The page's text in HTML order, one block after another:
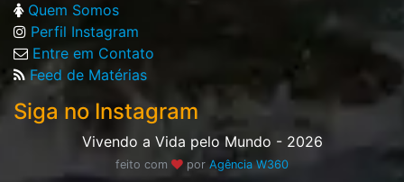
Quem Somos
Perfil Instagram
Entre em Contato
Feed de Matérias
Siga no Instagram
Vivendo a Vida pelo Mundo - 2026
feito com por Agência W360